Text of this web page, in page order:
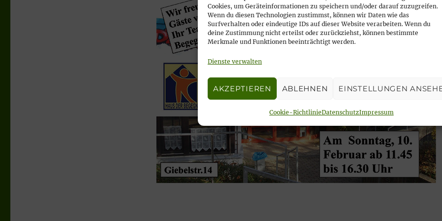
Cookies, um Geräteinformationen zu speichern und/oder darauf zuzugreifen.
Wenn du diesen Technologien zustimmst, können wir Daten wie das
Surfverhalten oder eindeutige IDs auf dieser Website verarbeiten. Wenn du
deine Zustimmung nicht erteilst oder zurückziehst, können bestimmte
Merkmale und Funktionen beeinträchtigt werden.
Dienste verwalten
AKZEPTIEREN ABLEHNEN EINSTELLUNGEN
Cookie-RichtlinieDatenschutzImpressum